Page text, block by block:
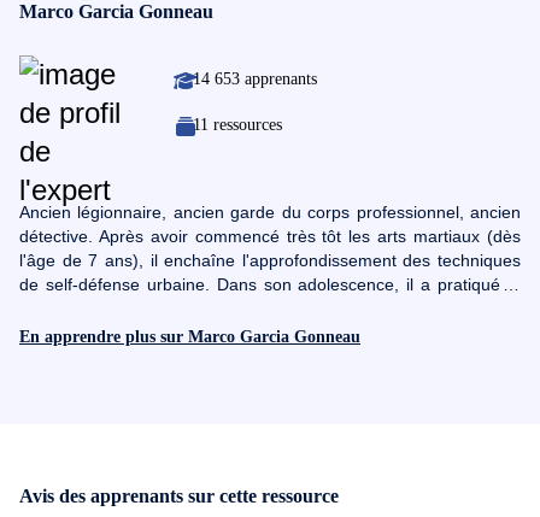
Marco Garcia Gonneau
14 653 apprenants
11 ressources
Ancien légionnaire, ancien garde du corps professionnel, ancien
détective. Après avoir commencé très tôt les arts martiaux (dès
l'âge de 7 ans), il enchaîne l'approfondissement des techniques
de self-défense urbaine. Dans son adolescence, il a pratiqué le
rangs de la Légion étrangère française, il consacre sa vie à
de Krav-Maga lui ont décerné un titre d'instructeur. Il adapte les
En apprendre plus sur Marco Garcia Gonneau
Avis des apprenants sur cette ressource